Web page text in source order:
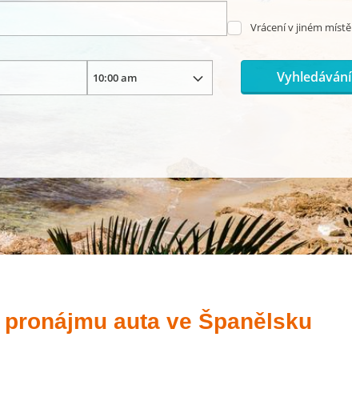
Vrácení v jiném místě
Vyhledávání
auta ve Španělsku